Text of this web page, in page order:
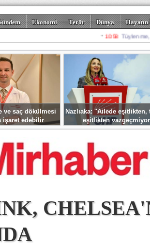
Ekonomi Terör Dünya
Spor Misafir
ve saç dökülmesi
işaret edebilir
Nazlıaka: ''Ailede eşitlikten,
eşitlikten